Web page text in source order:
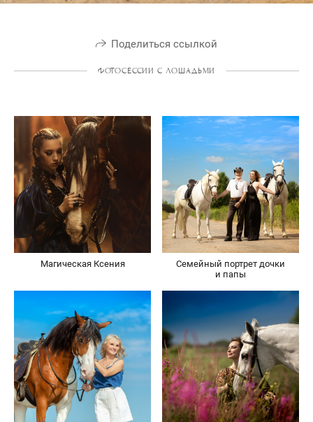
Поделиться ссылкой
ФОТОСЕССИИ С ЛОШАДЬМИ
Магическая Ксения
Семейный портрет дочки
и папы